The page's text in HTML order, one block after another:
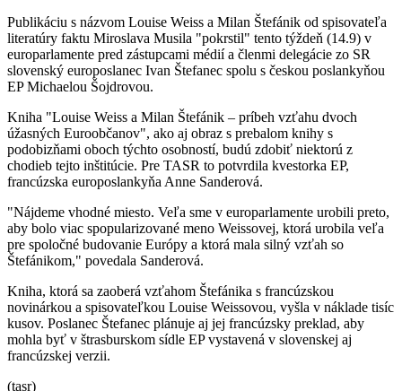
Publikáciu s názvom Louise Weiss a Milan Štefánik od spisovateľa
literatúry faktu Miroslava Musila "pokrstil" tento týždeň (14.9) v
europarlamente pred zástupcami médií a členmi delegácie zo SR
slovenský europoslanec Ivan Štefanec spolu s českou poslankyňou
EP Michaelou Šojdrovou.
Kniha "Louise Weiss a Milan Štefánik – príbeh vzťahu dvoch
úžasných Euroobčanov", ako aj obraz s prebalom knihy s
podobizňami oboch týchto osobností, budú zdobiť niektorú z
chodieb tejto inštitúcie. Pre TASR to potvrdila kvestorka EP,
francúzska europoslankyňa Anne Sanderová.
"Nájdeme vhodné miesto. Veľa sme v europarlamente urobili preto,
aby bolo viac spopularizované meno Weissovej, ktorá urobila veľa
pre spoločné budovanie Európy a ktorá mala silný vzťah so
Štefánikom," povedala Sanderová.
Kniha, ktorá sa zaoberá vzťahom Štefánika s francúzskou
novinárkou a spisovateľkou Louise Weissovou, vyšla v náklade tisíc
kusov. Poslanec Štefanec plánuje aj jej francúzsky preklad, aby
mohla byť v štrasburskom sídle EP vystavená v slovenskej aj
francúzskej verzii.
(tasr)